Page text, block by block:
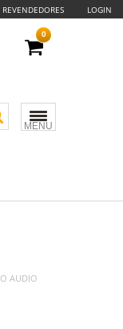
REVENDEDORES LOGIN
MENU
0
AUDIO